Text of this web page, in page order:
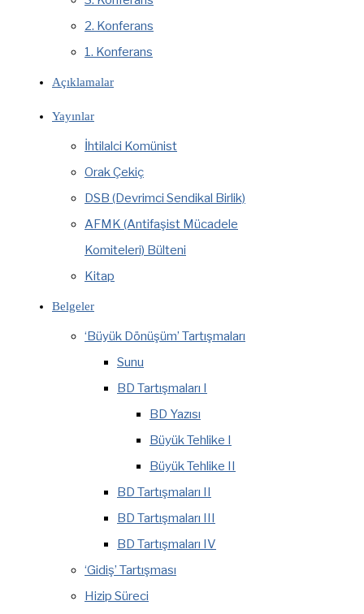
2. Konferans
1. Konferans
Açıklamalar
Yayınlar
İhtilalci Komünist
Orak Çekiç
DSB (Devrimci Sendikal Birlik)
AFMK (Antifaşist Mücadele
Komiteleri) Bülteni
Kitap
Belgeler
‘Büyük Dönüşüm’ Tartışmaları
Sunu
BD Tartışmaları I
BD Yazısı
Büyük Tehlike I
Büyük Tehlike II
BD Tartışmaları II
BD Tartışmaları III
BD Tartışmaları IV
‘Gidiş’ Tartışması
Hizip Süreci